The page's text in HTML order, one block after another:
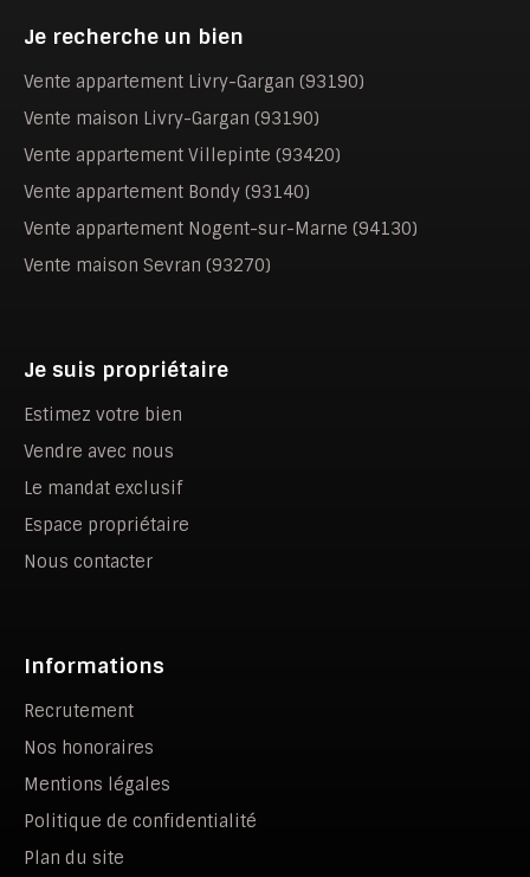
Je recherche un bien
Vente appartement Livry-Gargan (93190)
Vente maison Livry-Gargan (93190)
Vente appartement Villepinte (93420)
Vente appartement Bondy (93140)
Vente appartement Nogent-sur-Marne (94130)
Vente maison Sevran (93270)
Je suis propriétaire
Estimez votre bien
Vendre avec nous
Le mandat exclusif
Espace propriétaire
Nous contacter
Informations
Recrutement
Nos honoraires
Mentions légales
Politique de confidentialité
Plan du site